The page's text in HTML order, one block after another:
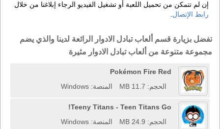
إن لم تتمكن من تحميل اللعبة أو تشغيل الفيديو الرجاء إبلاغنا من خلال
رابط الإتصال.
تفضل بزيارة قسم ألعاب تبادل الادوار الرائعة لدينا والذي يضم
مجموعة متنوعة من ألعاب تبادل الادوار مثيرة
Pokémon Fire Red
الحجم: 11.7 MB
المنصة: Windows
Teeny Titans - Teen Titans Go!
الحجم: 24.9 MB
المنصة: Windows